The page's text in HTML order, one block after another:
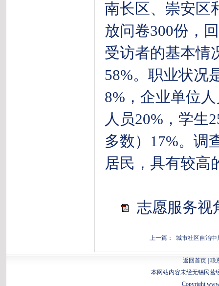
南长区、崇安区
放问卷300份，
受访者的基本情
58%。职业状况
8%，企业单位
人员20%，学生
多数）17%。调
居民，具有较高
志愿服务视
上一篇： 城市社区自治中
返回首页| 联
本网站内容未经无锡民营
Copyright